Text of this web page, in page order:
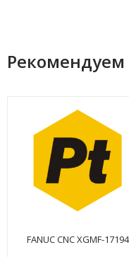
Рекомендуем
FANUC CNC XGMF-17194